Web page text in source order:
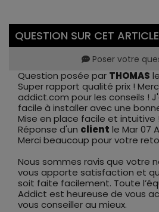
QUESTION SUR CET
Poser votre
Question posée par THOMAS
Super rapport qualité prix !
addict.com pour les conseils !
facile à installer avec une
Mise en place facile et intuitive !
Réponse d'un client le Mar 07
Merci beaucoup pour votre
Nous sommes ravis que votre
vous apporte satisfaction et
soit faite facilement. Toute
Addict est heureuse de vous
vous conseiller au mieux.